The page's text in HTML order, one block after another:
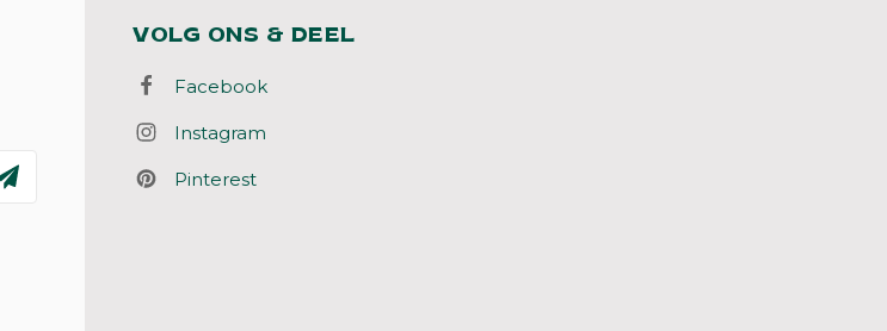
VOLG ONS & DEEL
Facebook
Instagram
Pinterest